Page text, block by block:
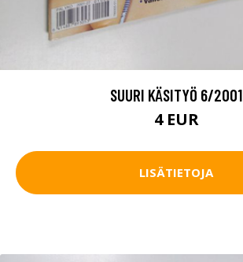
SUURI KÄSITYÖ 6/2001
4 EUR
LISÄTIETOJA